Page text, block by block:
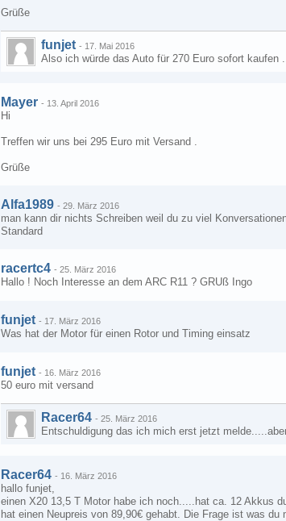
Grüße
funjet - 17. Mai 2016
Also ich würde das Auto für 270 Euro sofort kaufen
Mayer - 13. April 2016
Hi
Treffen wir uns bei 295 Euro mit Versand .
Grüße
Alfa1989 - 29. März 2016
man kann dir nichts Schreiben weil du zu viel
Standard
racertc4 - 25. März 2016
Hallo ! Noch Interesse an dem ARC R11 ? GRUß Ingo
funjet - 17. März 2016
Was hat der Motor für einen Rotor und Timing einsatz
funjet - 16. März 2016
50 euro mit versand
Racer64 - 25. März 2016
Entschuldigung das ich mich erst jetzt
Racer64 - 16. März 2016
hallo funjet,
einen X20 13,5 T Motor habe ich noch.....hat ca. 12 Akkus
hat einen Neupreis von 89,90€ gehabt. Die Frage ist was du